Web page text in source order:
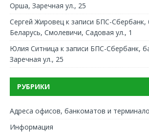
Орша, Заречная ул., 25
Сергей Жировец к записи БПС-
Беларусь, Смолевичи, Садовая ул., 1
Юлия Ситница к записи БПС-Сбербанк,
Заречная ул., 25
РУБРИКИ
Адреса офисов, банкоматов и
Информация